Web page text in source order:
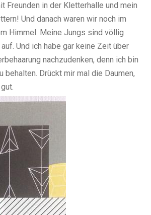
Freunden in der Kletterhalle und mein
Und danach waren wir noch im
Himmel. Meine Jungs sind völlig
Und ich habe gar keine Zeit über
nachzudenken, denn ich bin
Drückt mir mal die Daumen,